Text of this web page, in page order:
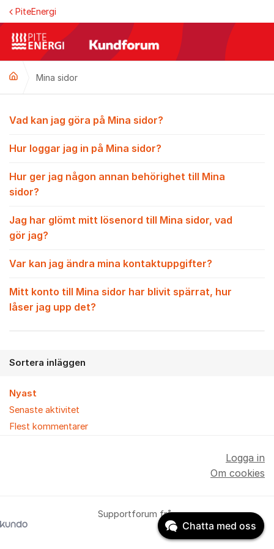
Hoppa till innehåll
PiteEnergi
Mina sidor
Mina sidor
Vad kan jag göra på Mina sidor?
Hur loggar jag in på Mina sidor?
Hur ger jag någon annan behörighet till Mina
sidor?
Jag har glömt mitt lösenord till Mina sidor, vad
gör jag?
Var kan jag ändra mina kontaktuppgifter?
Mitt konto till Mina sidor har blivit spärrat, hur
låser jag upp det?
Sortera inläggen
Nyast
Senaste aktivitet
Flest kommentarer
Supportforum från
Logga in
Om cookies
Chatta med oss